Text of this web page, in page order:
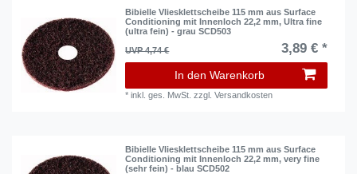
Bibielle Vliesklettscheibe 115 mm aus Surface
Conditioning mit Innenloch 22,2 mm, Ultra fine
(ultra fein) - grau SCD503
UVP 4,74 €
3,89 € *
In den Warenkorb
*inkl. ges. MwSt. zzgl.Versandkosten
Bibielle Vliesklettscheibe 115 mm aus Surface
Conditioning mit Innenloch 22,2 mm, very fine
(sehr fein) - blau SCD502